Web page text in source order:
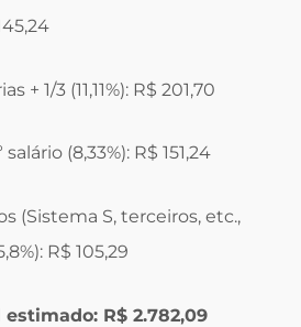
+ 1/3 (11,11%): R$ 201,70
(8,33%): R$ 151,24
(Sistema S, terceiros, etc.,
R$ 105,29
R$ 2.782,09